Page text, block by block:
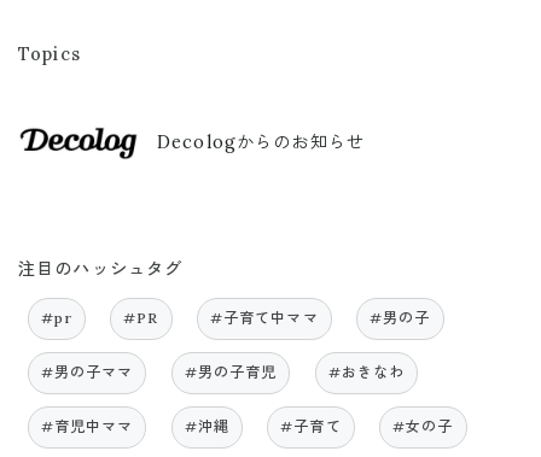
Topics
Decologからのお知らせ
注目のハッシュタグ
#pr #PR #子育て中ママ #男の子
#男の子ママ #男の子育児 #おきなわ
#育児中ママ #沖縄 #子育て #女の子